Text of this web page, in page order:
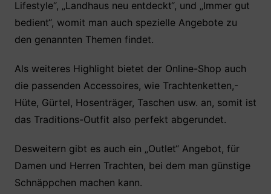
Lifestyle“, „Landhaus neu entdeckt“, und „Immer gut
bedient“, womit man auch spezielle Angebote zu
den genannten Themen findet.
Als weiteres Highlight bietet der Online-Shop auch
die passenden Accessoires, wie Trachtenketten,-
Hüte, Gürtel, Hosenträger, Taschen usw. an, somit ist
das Traditions-Outfit also perfekt abgerundet.
Desweitern gibt es auch ein „Outlet“ Angebot, für
Damen und Herren Trachten, bei dem man günstige
Schnäppchen machen kann.